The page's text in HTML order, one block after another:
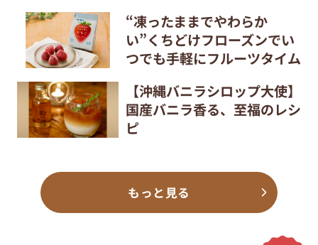
“凍ったままでやわらか
い”くちどけフローズンでい
つでも手軽にフルーツタイム
【沖縄バニラシロップ大使】
国産バニラ香る、至福のレシ
ピ
もっと見る